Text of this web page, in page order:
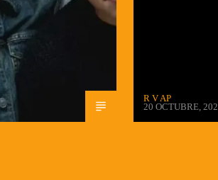
R V AP
20 OCTUBRE,